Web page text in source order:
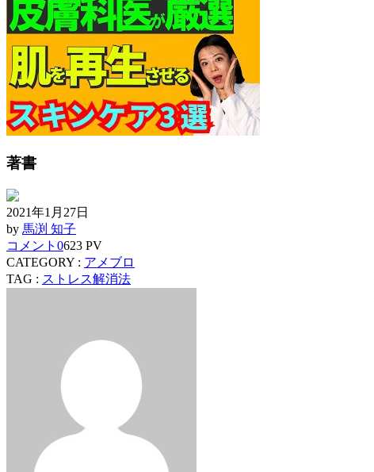
著書
2021年1月27日
by 馬渕 知子
コメント 0623 PV
CATEGORY : アメブロ
TAG : ストレス解消法